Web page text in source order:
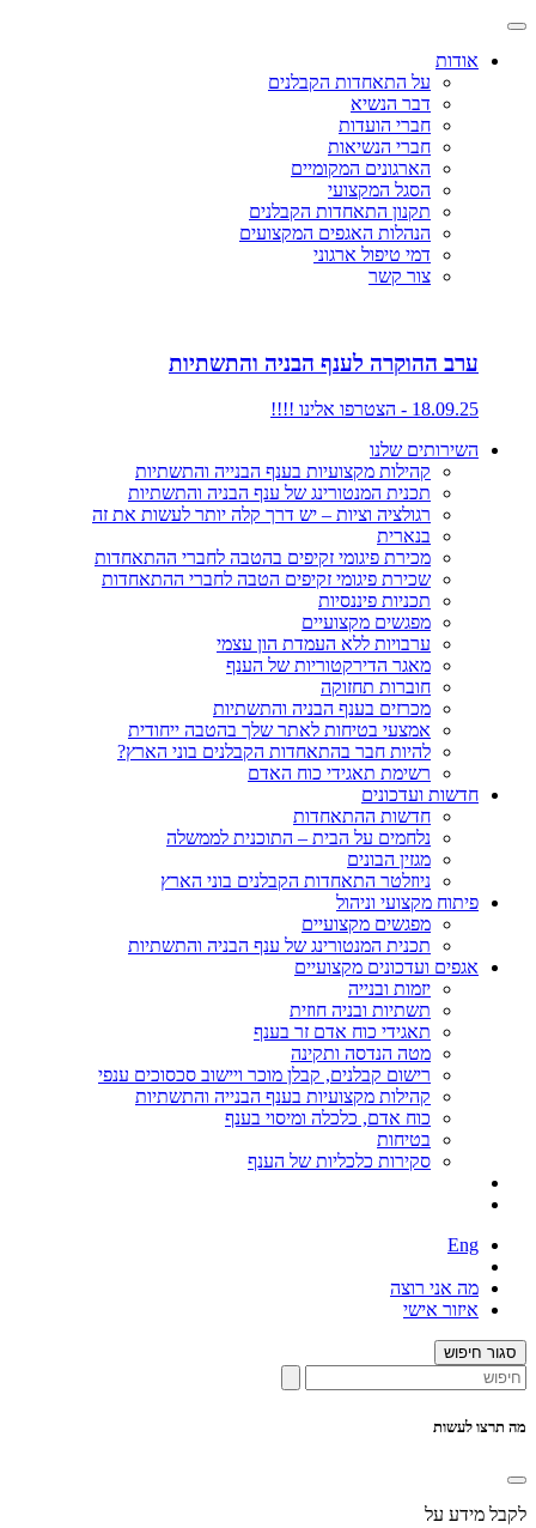
אודות
על התאחדות הקבלנים
דבר הנשיא
חברי הועדות
חברי הנשיאות
הארגונים המקומיים
הסגל המקצועי
תקנון התאחדות הקבלנים
הנהלות האגפים המקצועים
דמי טיפול ארגוני
צור קשר
ערב ההוקרה לענף הבניה והתשתיות
18.09.25 - הצטרפו אלינו !!!!
השירותים שלנו
קהילות מקצועיות בענף הבנייה והתשתיות
תכנית המנטורינג של ענף הבניה והתשתיות
רגולציה וציות – יש דרך קלה יותר לעשות את זה
בנארית
מכירת פיגומי זקיפים בהטבה לחברי ההתאחדות
שכירת פיגומי זקיפים הטבה לחברי ההתאחדות
תכניות פיננסיות
מפגשים מקצועיים
ערבויות ללא העמדת הון עצמי
מאגר הדירקטוריות של הענף
חוברות תחזוקה
מכרזים בענף הבניה והתשתיות
אמצעי בטיחות לאתר שלך בהטבה ייחודית
להיות חבר בהתאחדות הקבלנים בוני הארץ?
רשימת תאגידי כוח האדם
חדשות ועדכונים
חדשות ההתאחדות
נלחמים על הבית – התוכנית לממשלה
מגזין הבונים
ניוזלטר התאחדות הקבלנים בוני הארץ
פיתוח מקצועי וניהול
מפגשים מקצועיים
תכנית המנטורינג של ענף הבניה והתשתיות
אגפים ועדכונים מקצועיים
יזמות ובנייה
תשתיות ובניה חוזית
תאגידי כוח אדם זר בענף
מטה הנדסה ותקינה
רישום קבלנים, קבלן מוכר ויישוב סכסוכים ענפי
קהילות מקצועיות בענף הבנייה והתשתיות
כוח אדם, כלכלה ומיסוי בענף
בטיחות
סקירות כלכליות של הענף
Eng
מה אני רוצה
איזור אישי
סגור חיפוש
מה תרצו לעשות
לקבל מידע על